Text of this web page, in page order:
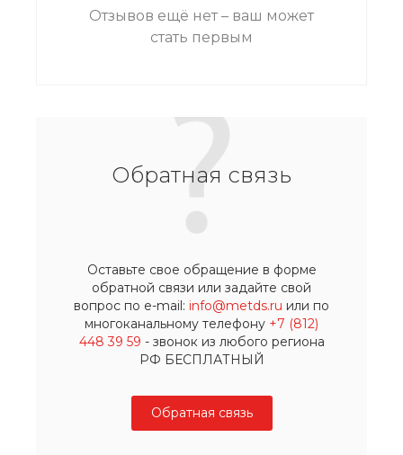
Отзывов ещё нет – ваш может
стать первым
Обратная связь
Оставьте свое обращение в форме
обратной связи или задайте свой
вопрос по e-mail: info@metds.ru или по
многоканальному телефону +7 (812)
448 39 59 - звонок из любого региона
РФ БЕСПЛАТНЫЙ
Обратная связь